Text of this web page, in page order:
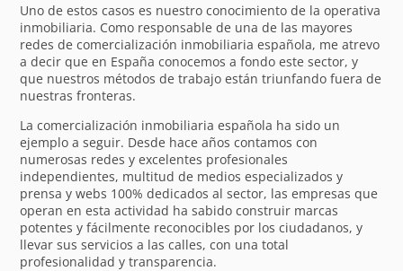
Uno de estos casos es nuestro conocimiento de la operativa
inmobiliaria. Como responsable de una de las mayores
redes de comercialización inmobiliaria española, me atrevo
a decir que en España conocemos a fondo este sector, y
que nuestros métodos de trabajo están triunfando fuera de
nuestras fronteras.
La comercialización inmobiliaria española ha sido un
ejemplo a seguir. Desde hace años contamos con
numerosas redes y excelentes profesionales
independientes, multitud de medios especializados y
prensa y webs 100% dedicados al sector, las empresas que
operan en esta actividad ha sabido construir marcas
potentes y fácilmente reconocibles por los ciudadanos, y
llevar sus servicios a las calles, con una total
profesionalidad y transparencia.